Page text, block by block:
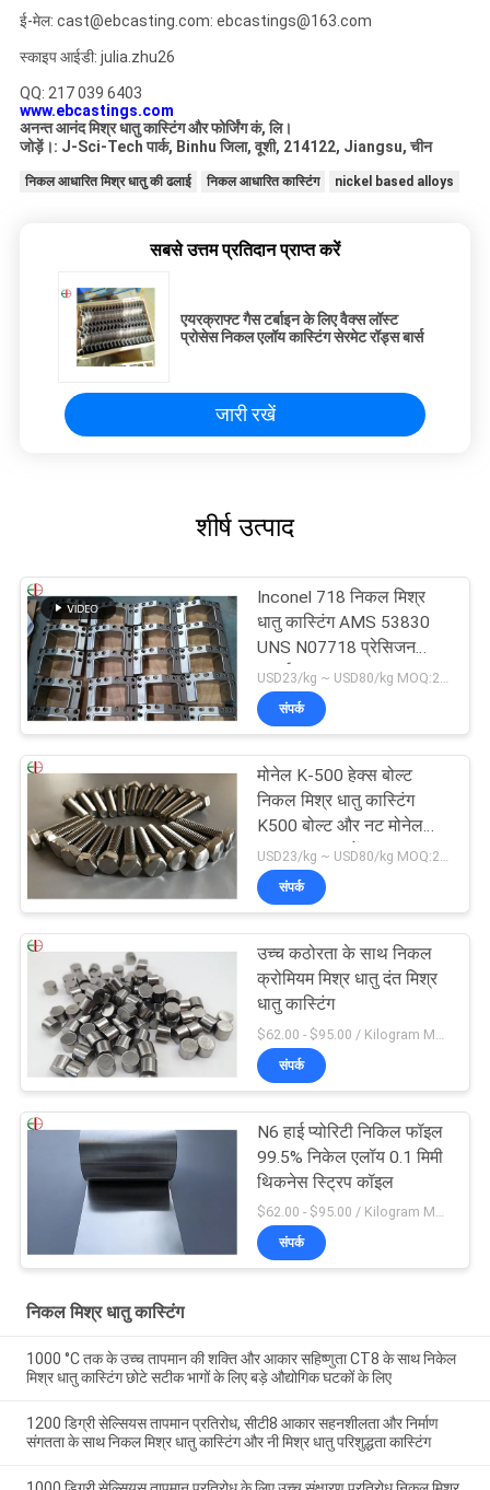
ई-मेल: cast@ebcasting.com: ebcastings@163.com
स्काइप आईडी: julia.zhu26
QQ: 217 039 6403
www.ebcastings.com
अनन्त आनंद मिश्र धातु कास्टिंग और फोर्जिंग कं, लि।
जोड़ें।: J-Sci-Tech पार्क, Binhu जिला, वूशी, 214122, Jiangsu, चीन
निकल आधारित मिश्र धातु की ढलाई निकल आधारित कास्टिंग nickel based alloys
सबसे उत्तम प्रतिदान प्राप्त करें
एयरक्राफ्ट गैस टर्बाइन के लिए वैक्स लॉस्ट
प्रोसेस निकल एलॉय कास्टिंग सेरमेट रॉड्स बार्स
जारी रखें
शीर्ष उत्पाद
Inconel 718 निकल मिश्र
धातु कास्टिंग AMS 53830
UNS N07718 प्रेसिजन
पार्ट्स
USD23/kg ~ USD80/kg MOQ:20 किलो
संपर्क
मोनेल K-500 हेक्स बोल्ट
निकल मिश्र धातु कास्टिंग
K500 बोल्ट और नट मोनेल
K500 फास्टनरों
संपर्क
उच्च कठोरता के साथ निकल
क्रोमियम मिश्र धातु दंत मिश्र
धातु कास्टिंग
संपर्क
N6 हाई प्योरिटी निकिल फॉइल
99.5% निकेल एलॉय 0.1 मिमी
थिकनेस स्ट्रिप कॉइल
$62.00 - $95.00 / Kilogram MOQ:5 किलोग्राम / किलोग्राम
संपर्क
निकल मिश्र धातु कास्टिंग
1000 °C तक के उच्च तापमान की शक्ति और आकार सहिष्णुता CT8 के साथ निकेल
मिश्र धातु कास्टिंग छोटे सटीक भागों के लिए बड़े औद्योगिक घटकों के लिए
1200 डिग्री सेल्सियस तापमान प्रतिरोध, सीटी8 आकार सहनशीलता और निर्माण
संगतता के साथ निकल मिश्र धातु कास्टिंग और नी मिश्र धातु परिशुद्धता कास्टिंग